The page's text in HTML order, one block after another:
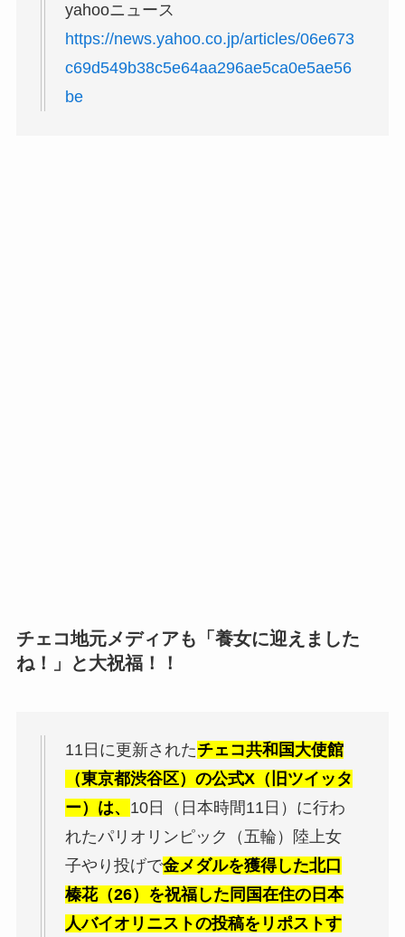
yahooニュース
https://news.yahoo.co.jp/articles/06e673
c69d549b38c5e64aa296ae5ca0e5ae56
be
チェコ地元メディアも「養女に迎えました
ね！」と大祝福！！
11日に更新されたチェコ共和国大使館
（東京都渋谷区）の公式X（旧ツイッタ
ー）は、 10日（日本時間11日）に行わ
れたパリオリンピック（五輪）陸上女
子やり投げで金メダルを獲得した北口
榛花（26）を祝福した同国在住の日本
人バイオリニストの投稿をリポストす